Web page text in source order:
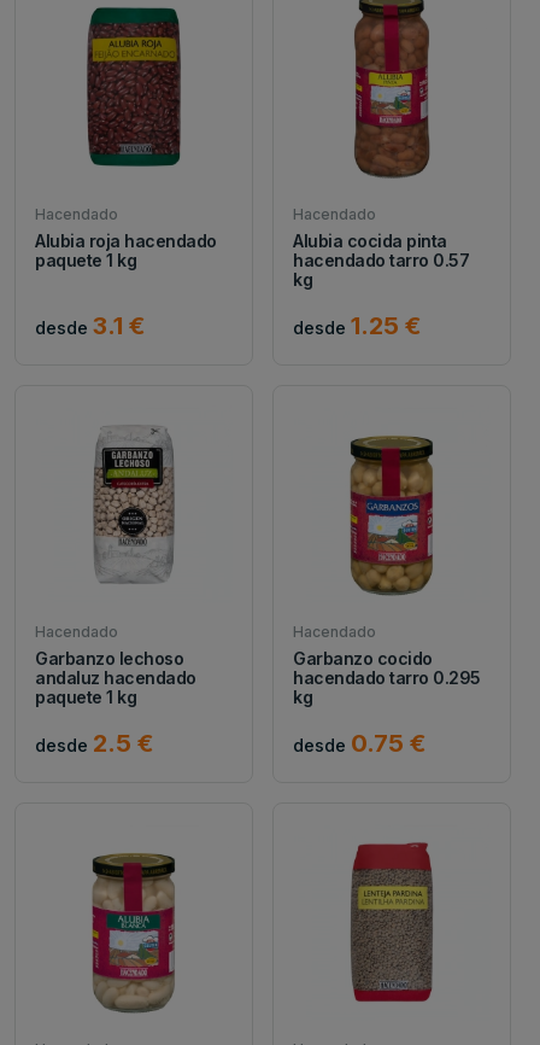
Hacendado
Alubia roja hacendado
paquete 1 kg
desde 3.1 €
Hacendado
Alubia cocida pinta
hacendado tarro 0.57
kg
desde 1.25 €
Hacendado
Garbanzo lechoso
andaluz hacendado
paquete 1 kg
desde 2.5 €
Hacendado
Garbanzo cocido
hacendado tarro 0.295
kg
desde 0.75 €